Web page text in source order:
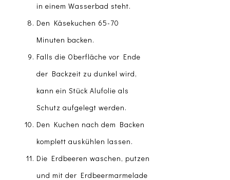
in einem Wasserbad steht.
Den Käsekuchen 65-70
Minuten backen.
Falls die Oberfläche vor Ende
der Backzeit zu dunkel wird,
kann ein Stück Alufolie als
Schutz aufgelegt werden.
Den Kuchen nach dem Backen
komplett auskühlen lassen.
Die Erdbeeren waschen, putzen
und mit der Erdbeermarmelade